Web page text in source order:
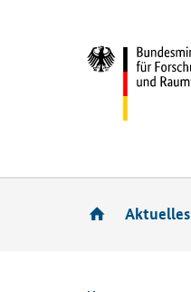
Aktuelles